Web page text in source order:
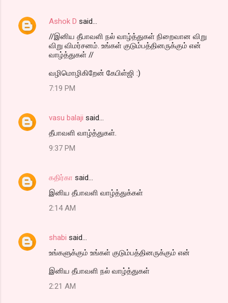
Ashok D said…
//இனிய தீபாவளி நல் வாழ்த்துகள் நிறைவான விறு
விறு விமர்சனம். உங்கள் குடும்பத்தினருக்கும் என்
வாழ்த்துகள் //
வழிமொழிகிறேன் கேபிள்ஜி :)
7:19 PM
vasu balaji said…
தீபாவளி வாழ்த்துகள்.
9:37 PM
கதிர்கா said…
இனிய தீபாவளி வாழ்த்துக்கள்
2:14 AM
shabi said…
உங்களுக்கும் உங்கள் குடும்பத்தினருக்கும் என்
இனிய தீபாவளி நல் வாழ்த்துகள்
2:21 AM